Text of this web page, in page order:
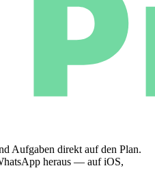
Aufgaben direkt auf den Plan.
heraus — auf iOS,